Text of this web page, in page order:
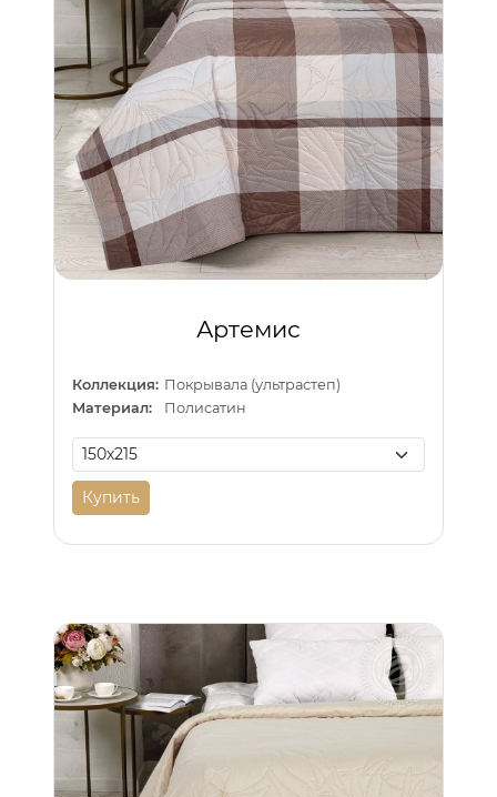
Артемис
Коллекция: Покрывала (ультрастеп)
Материал:
Полисатин
Купить